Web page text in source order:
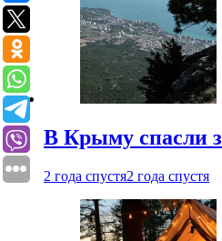
В Крыму спасли
2 года спустя2 года спустя